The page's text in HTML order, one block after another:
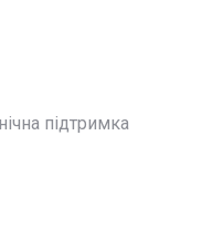
підтримка